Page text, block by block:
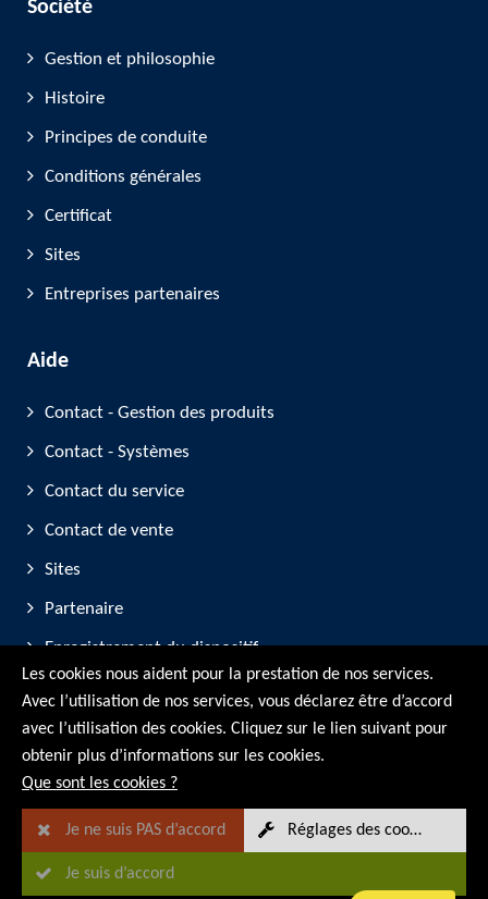
Société
Gestion et philosophie
Histoire
Principes de conduite
Conditions générales
Certificat
Sites
Entreprises partenaires
Aide
Contact - Gestion des produits
Contact - Systèmes
Contact du service
Contact de vente
Sites
Partenaire
Enregistrement du dispositif
Participation aux salons professionnels
© RMG Messtechnik GmbH - 2026
Les cookies nous aident pour la prestation de nos services.
Avec l’utilisation de nos services, vous déclarez être d’accord
avec l’utilisation des cookies. Cliquez sur le lien suivant pour
obtenir plus d’informations sur les cookies.
Que sont les cookies ?
Je ne suis PAS d’accord Réglages des cookies
Je suis d’accord